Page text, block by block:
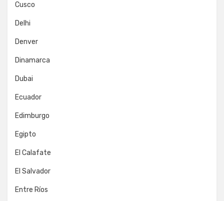
Cusco
Delhi
Denver
Dinamarca
Dubai
Ecuador
Edimburgo
Egipto
El Calafate
El Salvador
Entre Ríos